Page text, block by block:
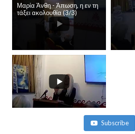
Μαρία Άνθη - Άπωση, η εν τη
τάξει ακολουθία (3/3)
Subscribe